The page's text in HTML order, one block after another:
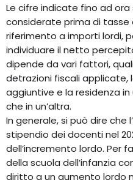
Le cifre indicate fino ad ora
considerate prima di tasse
riferimento a importi lordi,
individuare il netto
dipende da vari fattori, quali
detrazioni fiscali applicate,
aggiuntive e la residenza
che in un’altra.
In generale, si può dire che
stipendio dei docenti nel
dell’incremento lordo. Per
della scuola dell’infanzia
diritto a un aumento lordo